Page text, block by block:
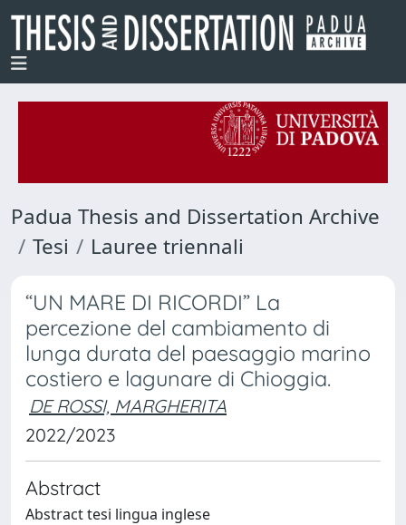
Padua Thesis and Dissertation Archive
Tesi
Lauree triennali
“UN MARE DI RICORDI” La
percezione del cambiamento di
lunga durata del paesaggio marino
costiero e lagunare di Chioggia.
DE ROSSI, MARGHERITA
2022/2023
Abstract
Abstract tesi lingua inglese